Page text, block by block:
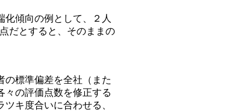
化傾向の例として、２人
だとすると、そのままの
標準偏差を全社（また
々の評価点数を修正する
キ度合いに合わせる、